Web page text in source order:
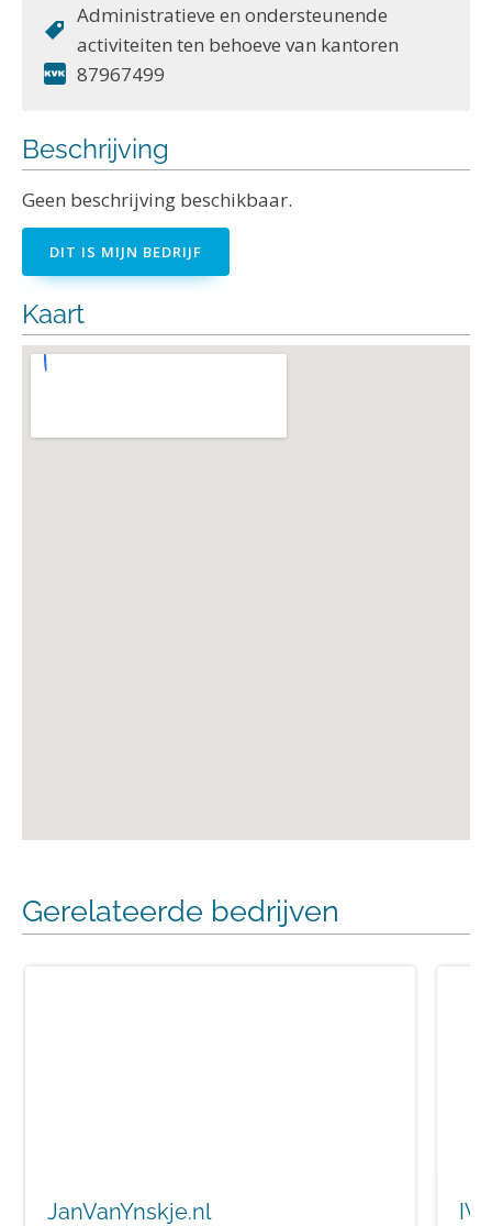
Administratieve en ondersteunende
activiteiten ten behoeve van kantoren
87967499
Beschrijving
Geen beschrijving beschikbaar.
DIT IS MIJN BEDRIJF
Kaart
Gerelateerde bedrijven
JanVanYnskje.nl